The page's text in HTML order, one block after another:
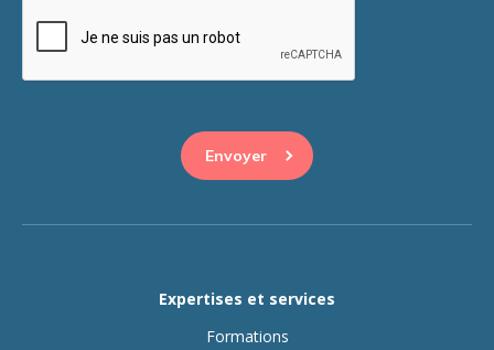
Expertises et services
Formations